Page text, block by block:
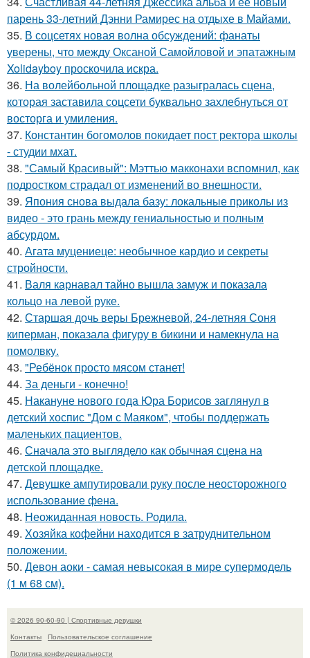
парень 33-летний Дэнни Рамирес на отдыхе в Майами.
35. В соцсетях новая волна обсуждений: фанаты
уверены, что между Оксаной Самойловой и эпатажным
Xolidayboy проскочила искра.
36. На волейбольной площадке разыгралась сцена,
которая заставила соцсети буквально захлебнуться от
восторга и умиления.
37. Константин богомолов покидает пост ректора школы
- студии мхат.
38. "Самый Красивый": Мэттью макконахи вспомнил, как
подростком страдал от изменений во внешности.
39. Япония снова выдала базу: локальные приколы из
видео - это грань между гениальностью и полным
абсурдом.
40. Агата муцениеце: необычное кардио и секреты
стройности.
41. Валя карнавал тайно вышла замуж и показала
кольцо на левой руке.
42. Старшая дочь веры Брежневой, 24-летняя Соня
киперман, показала фигуру в бикини и намекнула на
помолвку.
43. "Ребёнок просто мясом станет!
44. За деньги - конечно!
45. Накануне нового года Юра Борисов заглянул в
детский хоспис "Дом с Маяком", чтобы поддержать
маленьких пациентов.
46. Сначала это выглядело как обычная сцена на
детской площадке.
47. Девушке ампутировали руку после неосторожного
использование фена.
48. Неожиданная новость. Родила.
49. Хозяйка кофейни находится в затруднительном
положении.
50. Девон аоки - самая невысокая в мире супермодель
(1 м 68 см).
© 2026 90-60-90 | Спортивные девушки
Контакты
Пользовательское соглашение
Политика конфидециальности